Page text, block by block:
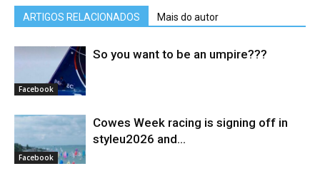
ARTIGOS RELACIONADOS Mais do autor
Facebook
So you want to be an umpire???
Facebook
Cowes Week racing is signing off in
styleu2026 and...